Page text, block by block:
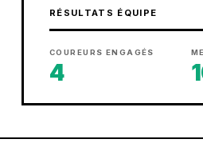
RÉSULTATS ÉQUIPE
COUREURS ENGAGÉS
4